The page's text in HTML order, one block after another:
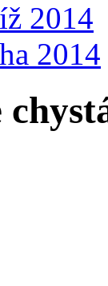
2014
2014